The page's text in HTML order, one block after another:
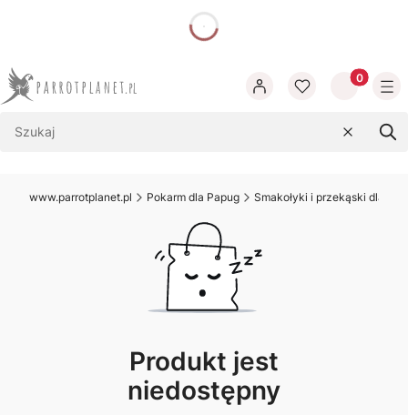
Produkty
Wyczyść
www.parrotplanet.pl Pokarm dla Papug Smakołyki i przekąski dla
Produkt jest
niedostępny